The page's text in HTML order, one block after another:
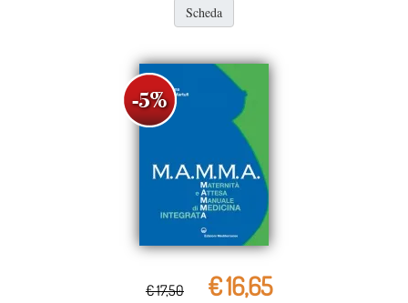
Scheda
€ 17,50 € 16,65